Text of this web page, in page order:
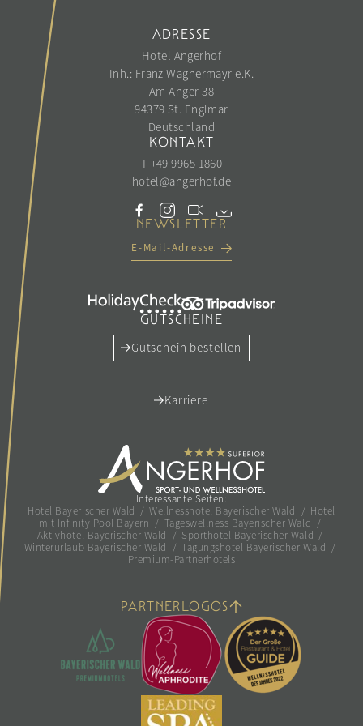
ADRESSE
Hotel Angerhof
Inh.: Franz Wagnermayr e.K.
Am Anger 38
94379 St. Englmar
Deutschland
KONTAKT
T +49 9965 1860
hotel@angerhof.de
NEWSLETTER
E-Mail-Adresse
GUTSCHEINE
Gutschein bestellen
Karriere
Interessante Seiten:
Hotel Bayerischer Wald
/ Wellnesshotel Bayerischer Wald / Hotel
mit Infinity Pool Bayern / Tageswellness Bayerischer Wald
/
Aktivhotel Bayerischer Wald
/ Sporthotel Bayerischer Wald /
Winterurlaub Bayerischer Wald
/ Tagungshotel Bayerischer Wald
/
Premium-Partnerhotels
PARTNERLOGOS